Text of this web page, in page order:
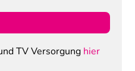
TV Versorgung hier